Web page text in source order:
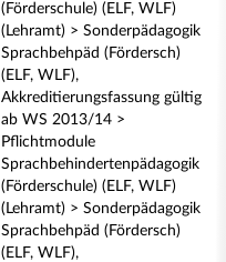
(Förderschule) (ELF, WLF)
(Lehramt) > Sonderpädagogik
Sprachbehpäd (Fördersch)
(ELF, WLF),
Akkreditierungsfassung gültig
ab WS 2013/14 >
Pflichtmodule
Sprachbehindertenpädagogik
(Förderschule) (ELF, WLF)
(Lehramt) > Sonderpädagogik
Sprachbehpäd (Fördersch)
(ELF, WLF),